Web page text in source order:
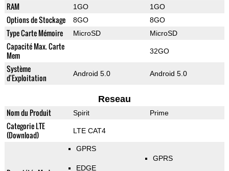
RAM 1GO 1GO
Options de Stockage 8GO 8GO
Type Carte Mémoire MicroSD MicroSD
Capacité Max. Carte
Mem
32GO
Système
d'Exploitation
Android 5.0 Android 5.0
Reseau
Nom du Produit Spirit Prime
Categorie LTE
(Download)
LTE CAT4
GPRS
EDGE
GPRS